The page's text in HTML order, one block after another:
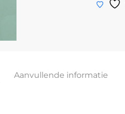
|
Aanvullende informatie